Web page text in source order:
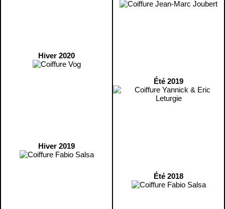
Hiver 2020
Hiver 2019
Été 2019
Été 2018